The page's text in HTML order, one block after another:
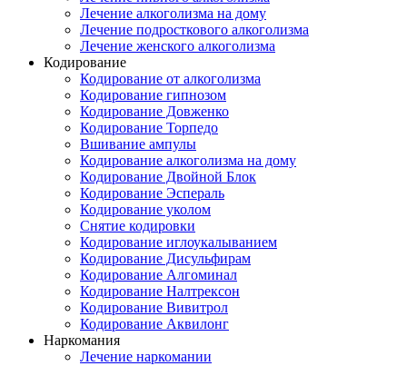
Лечение алкоголизма на дому
Лечение подросткового алкоголизма
Лечение женского алкоголизма
Кодирование
Кодирование от алкоголизма
Кодирование гипнозом
Кодирование Довженко
Кодирование Торпедо
Вшивание ампулы
Кодирование алкоголизма на дому
Кодирование Двойной Блок
Кодирование Эспераль
Кодирование уколом
Снятие кодировки
Кодирование иглоукалыванием
Кодирование Дисульфирам
Кодирование Алгоминал
Кодирование Налтрексон
Кодирование Вивитрол
Кодирование Аквилонг
Наркомания
Лечение наркомании